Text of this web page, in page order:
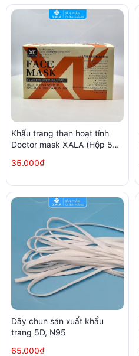
Khẩu trang than hoạt tính
Doctor mask XALA (Hộp 50
35.000₫
Dây chun sản xuất khẩu
trang 5D, N95
65.000₫